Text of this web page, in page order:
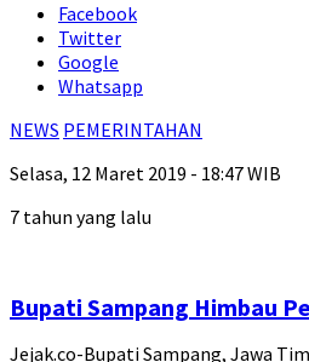
Facebook
Twitter
Google
Whatsapp
NEWS PEMERINTAHAN
Selasa, 12 Maret 2019 - 18:47 WIB
7 tahun yang lalu
Bupati Sampang Himbau
Jejak.co-Bupati Sampang, Jawa